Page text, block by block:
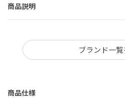
商品説明
ブランド一覧
商品仕様